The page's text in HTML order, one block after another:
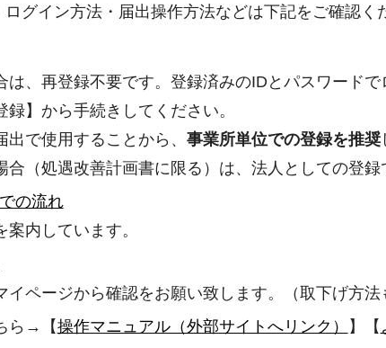
グイン方法・届出操作方法などは下記をご確認く
、再登録不要です。登録済みのIDとパスワードで
】から手続きしてください。
で使用することから、 事業所単位での登録を推奨
合（処遇改善計画書に限る）は、法人としての登録
の流れ
内しています。
ページから確認をお願い致します。（取下げ方法
ら→【操作マニュアル（外部サイトへリンク） 】【